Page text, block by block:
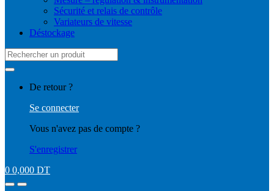
Sécurité et relais de contrôle
Variateurs de vitesse
Déstockage
Search
for:
De retour ?
Se connecter
Vous n'avez pas de compte ?
S'enregistrer
0 0,000 DT